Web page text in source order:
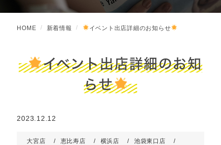
HOME 新着情報 イベント出店詳細のお知らせ
イベント出店詳細のお知
らせ
2023.12.12
大宮店 恵比寿店 横浜店
池袋東口店